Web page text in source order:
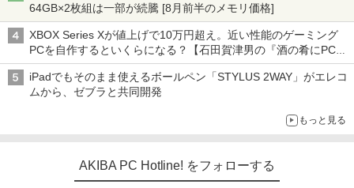
64GB×2枚組は一部が続騰 [8月前半のメモリ価格]
XBOX Series Xが値上げで10万円超え。近い性能のゲーミング
PCを自作するといくらになる？【石田賀津男の『酒の肴にPCゲ
ーム』】
iPadでもそのまま使えるボールペン「STYLUS 2WAY」がエレコ
ムから、ゼブラと共同開発
もっと見る
AKIBA PC Hotline! をフォローする